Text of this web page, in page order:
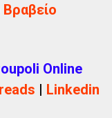
Βραβείο
Online
| Linkedin